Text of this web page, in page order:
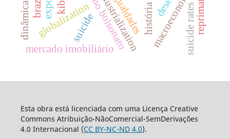
globalization macroeconomia
mercado imobiliário
suicide suicide rates
kibs
Esta obra está licenciada com uma Licença Creative
Commons Atribuição-NãoComercial-SemDerivações
4.0 Internacional (CC BY-NC-ND 4.0).